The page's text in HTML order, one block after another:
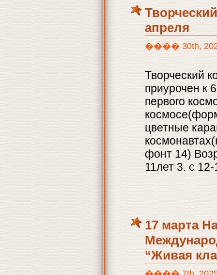
апреля
���� 30th,
Творческий
приурочен к
первого
цветные
фонт 14)
11лет 3. с
17 марта
“Живая